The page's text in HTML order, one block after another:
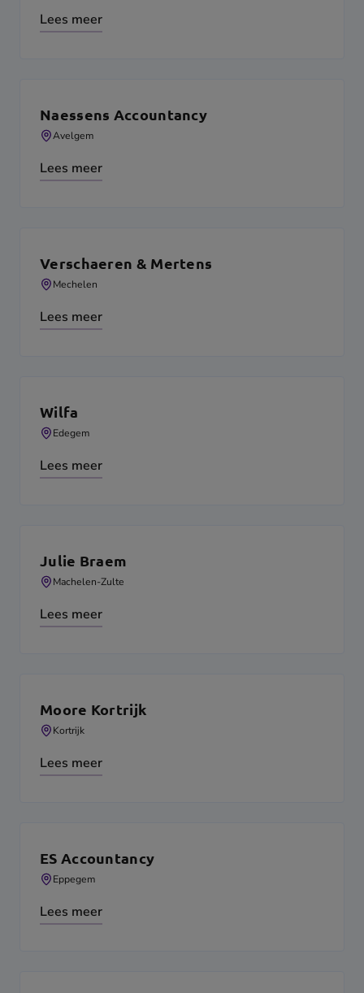
Lees meer
Naessens Accountancy
Avelgem
Lees meer
Verschaeren & Mertens
Mechelen
Lees meer
Wilfa
Edegem
Lees meer
Julie Braem
Machelen-Zulte
Lees meer
Moore Kortrijk
Kortrijk
Lees meer
ES Accountancy
Eppegem
Lees meer